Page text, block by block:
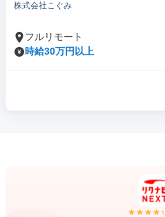
株式会社こぐみ
フルリモート
時給30万円以上